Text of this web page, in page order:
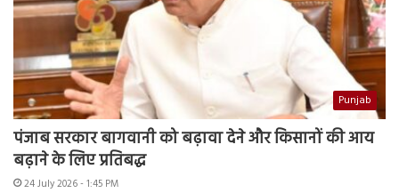
Punjab
पंजाब सरकार बागवानी को बढ़ावा देने और किसानों की आय
बढ़ाने के लिए प्रतिबद्ध
24 July 2026 - 1:45 PM